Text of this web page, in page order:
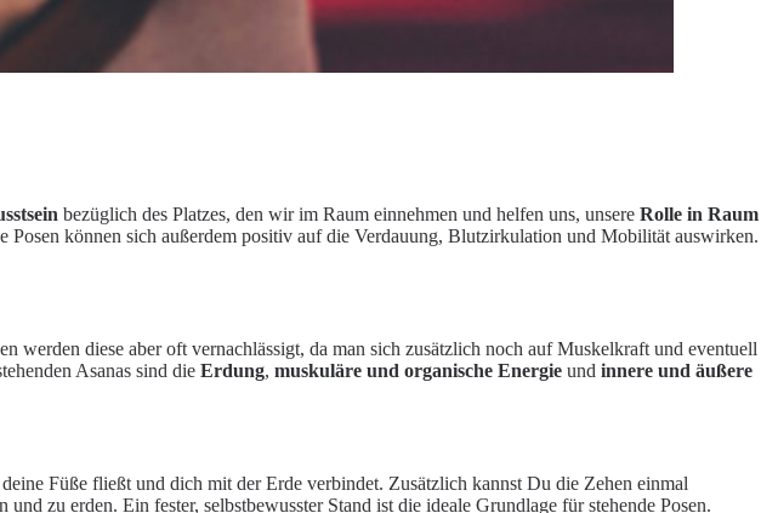
bezüglich des Platzes, den wir im Raum einnehmen und helfen uns, unsere Rolle in Raum
können sich außerdem positiv auf die Verdauung, Blutzirkulation und Mobilität auswirken.
werden diese aber oft vernachlässigt, da man sich zusätzlich noch auf Muskelkraft und eventuell
Asanas sind die Erdung, muskuläre und organische Energie und innere und äußere
Füße fließt und dich mit der Erde verbindet. Zusätzlich kannst Du die Zehen einmal
zu erden. Ein fester, selbstbewusster Stand ist die ideale Grundlage für stehende Posen.